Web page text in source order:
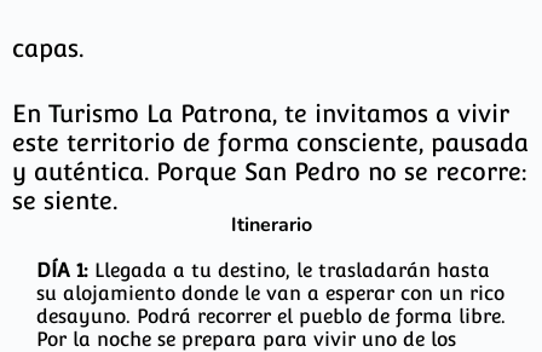
capas.
En Turismo La Patrona, te invitamos a vivir
este territorio de forma consciente, pausada
y auténtica. Porque San Pedro no se recorre:
se siente.
Itinerario
DÍA 1: Llegada a tu destino, le trasladarán hasta
su alojamiento donde le van a esperar con un rico
desayuno. Podrá recorrer el pueblo de forma libre.
Por la noche se prepara para vivir uno de los